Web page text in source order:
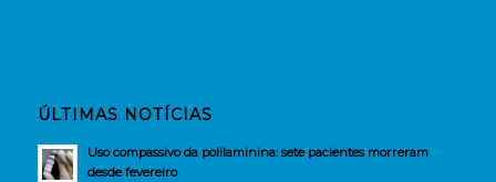
ÚLTIMAS NOTÍCIAS
Uso compassivo da polilaminina: sete pacientes morreram
desde fevereiro